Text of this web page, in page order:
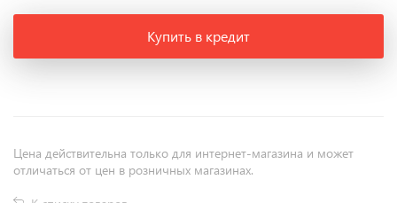
Купить в кредит
Цена действительна только для интернет-магазина и может
отличаться от цен в розничных магазинах.